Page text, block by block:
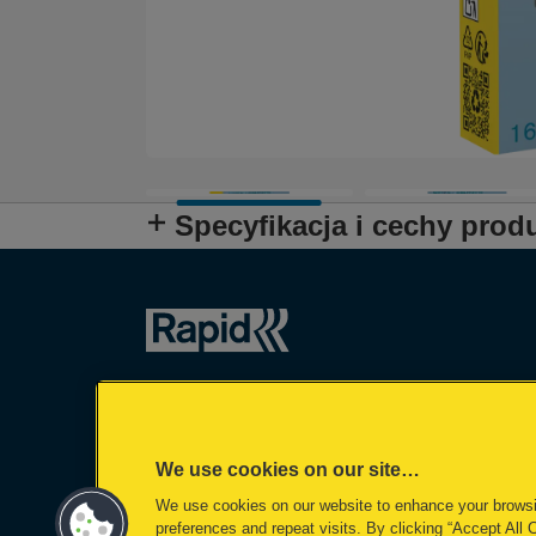
Specyfikacja i cechy
We use cookies on our site…
We use cookies on our website to enhance your
preferences and repeat visits. By clicking “Accept All